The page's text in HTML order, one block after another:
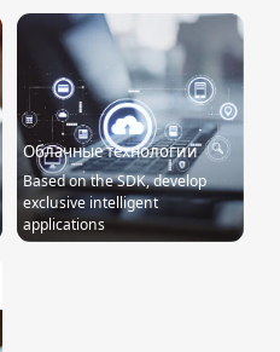
Облачные технологии
Based on the SDK, develop
exclusive intelligent
applications